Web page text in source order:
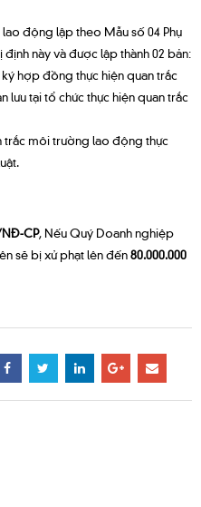
động lập theo Mẫu số 04 Phụ
này và được lập thành 02 bản:
hợp đồng thực hiện quan trắc
lưu tại tổ chức thực hiện quan trắc
trắc môi trường lao động thực
CP, Nếu Quý Doanh nghiệp
sẽ bị xử phạt lên đến80.000.000